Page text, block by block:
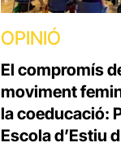
OPINIÓ
El compromís
moviment
la coeducació:
Escola d’Estiu